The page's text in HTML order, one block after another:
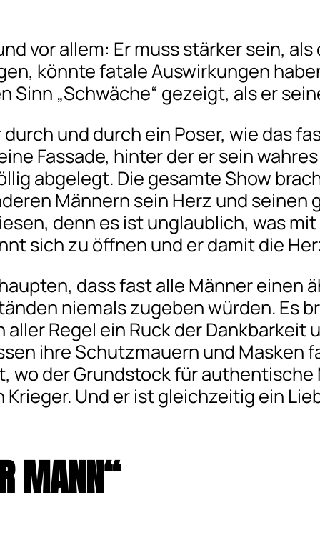
vor allem: Er muss stärker sein,
könnte fatale Auswirkungen
Sinn „Schwäche“ gezeigt, als er
und durch ein Poser, wie das
Fassade, hinter der er sein
abgelegt. Die gesamte Show
Männern sein Herz und
denn es ist unglaublich, was
sich zu öffnen und er damit die
dass fast alle Männer
niemals zugeben würden. Es
Regel ein Ruck der
ihre Schutzmauern und Masken
wo der Grundstock für
Und er ist gleichzeitig ein
MANN“